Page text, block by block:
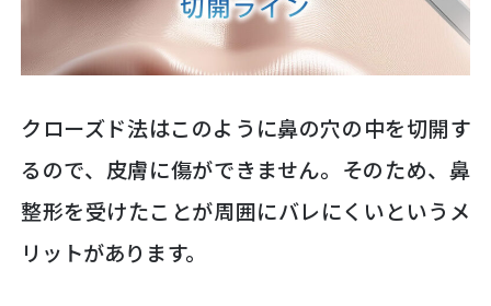
クローズド法はこのように鼻の穴の中を切開す
るので、皮膚に傷ができません。そのため、鼻
整形を受けたことが周囲にバレにくいというメ
リットがあります。